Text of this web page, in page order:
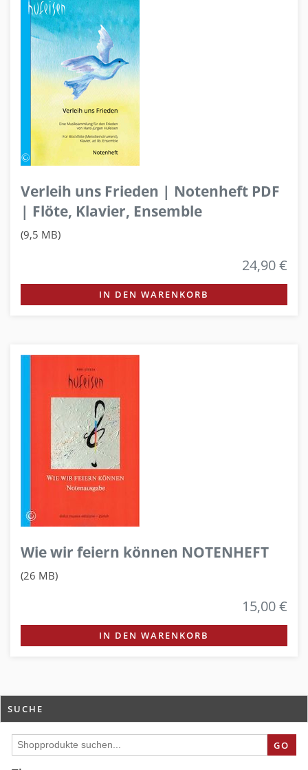
Verleih uns Frieden | Notenheft PDF
| Flöte, Klavier, Ensemble
(9,5 MB)
24,90 €
IN DEN WARENKORB
Wie wir feiern können NOTENHEFT
(26 MB)
15,00 €
IN DEN WARENKORB
SUCHE
GO